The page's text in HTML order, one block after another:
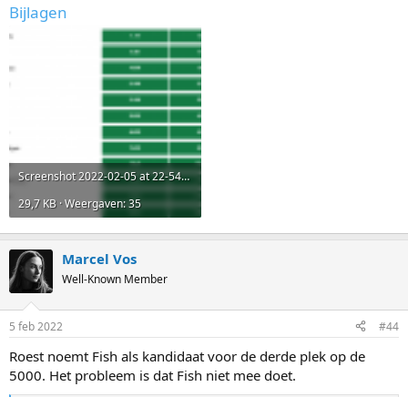
Bijlagen
Screenshot 2022-02-05 at 22-54-07 Unibet - Online Betting and Live Betting.png
29,7 KB · Weergaven: 35
Marcel Vos
Well-Known Member
5 feb 2022 #44
Roest noemt Fish als kandidaat voor de derde plek op de
5000. Het probleem is dat Fish niet mee doet.